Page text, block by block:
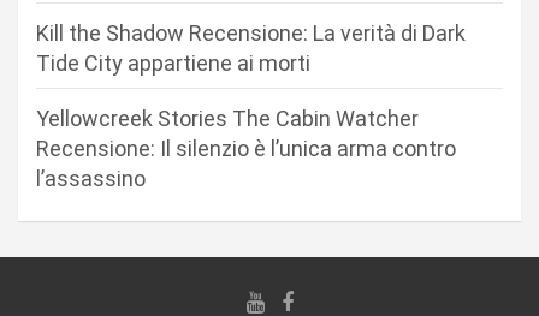
Kill the Shadow Recensione: La verità di Dark
Tide City appartiene ai morti
Yellowcreek Stories The Cabin Watcher
Recensione: Il silenzio è l’unica arma contro
l’assassino